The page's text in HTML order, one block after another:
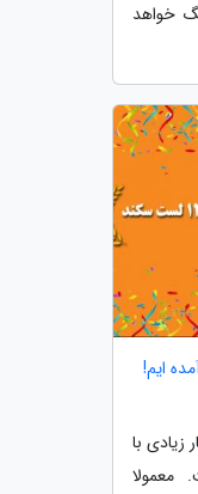
خواهد
ایم!
زیادی با
معمولا